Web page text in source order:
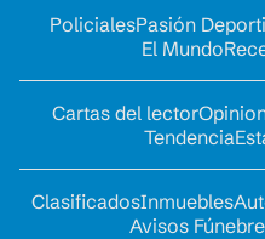
PolicialesPasión
El Mundo
Cartas del lector
Tendencia
ClasificadosInmuebles
Avisos